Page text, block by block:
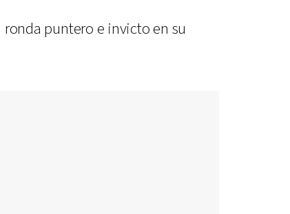
ronda puntero e invicto en su